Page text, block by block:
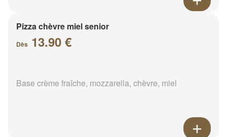
Pizza chèvre miel senior
Dès 13.90 €
Base crème fraîche, mozzarella, chèvre, miel